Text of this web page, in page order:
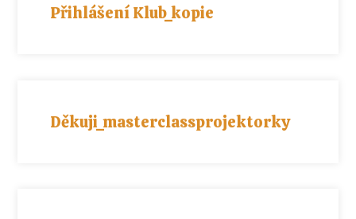
Přihlášení Klub_kopie
Děkuji_masterclassprojektorky